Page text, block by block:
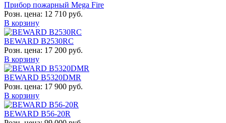
Прибор пожарный Mega Fire
Розн. цена: 12 710 руб.
В корзину
BEWARD B2530RC
Розн. цена: 17 200 руб.
В корзину
BEWARD B5320DMR
Розн. цена: 17 900 руб.
В корзину
BEWARD B56-20R